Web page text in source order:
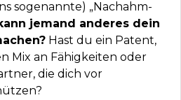
sogenannte) „Nachahm-
jemand anderes dein
Hast du ein Patent,
Mix an Fähigkeiten oder
die dich vor